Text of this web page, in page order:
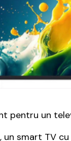
pentru un
un smart TV